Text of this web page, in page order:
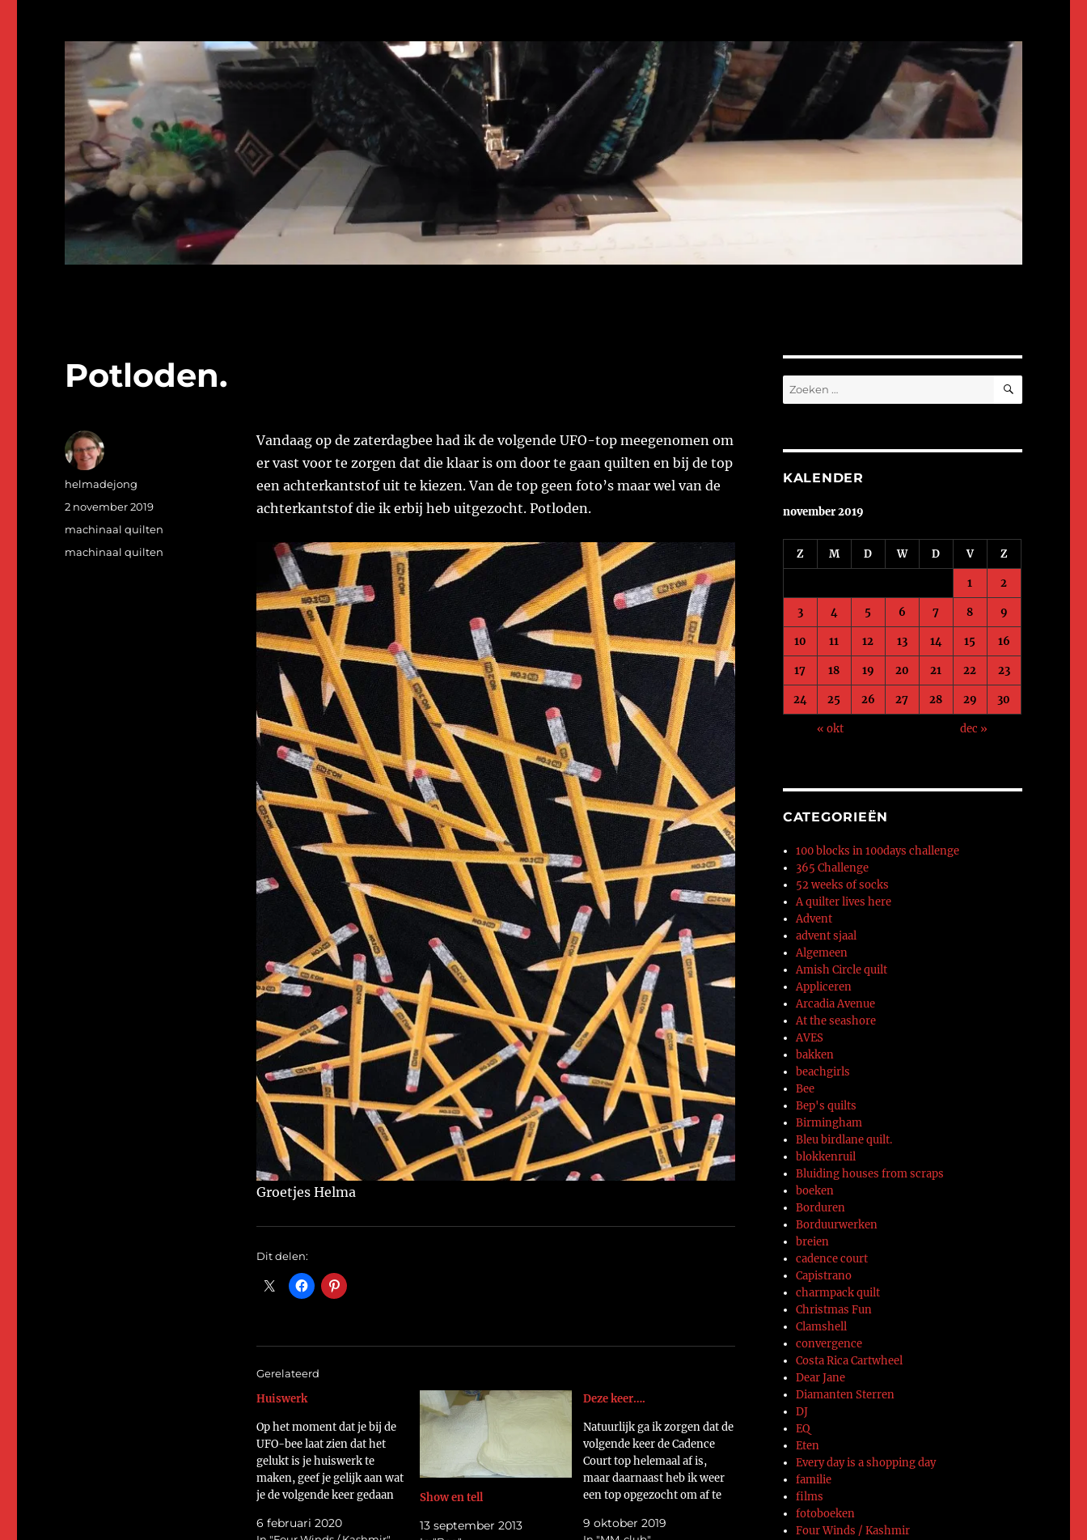
Potloden.
Vandaag op de zaterdagbee had ik de volgende UFO-top meegenomen om
er vast voor te zorgen dat die klaar is om door te gaan quilten en bij de top
een achterkantstof uit te kiezen. Van de top geen foto’s maar wel van de
achterkantstof die ik erbij heb uitgezocht. Potloden.
Groetjes Helma
Dit delen:
Gerelateerd
Huiswerk
Op het moment dat je bij de
UFO-bee laat zien dat het
gelukt is je huiswerk te
maken, geef je gelijk aan wat
je de volgende keer gedaan
werken aan de huisjesquilt
6 februari 2020
Show en tell
13 september 2013
Deze keer….
Natuurlijk ga ik zorgen dat de
volgende keer de Cadence
Court top helemaal af is,
maar daarnaast heb ik weer
een top opgezocht om af te
molentjes top van de MM-
9 oktober 2019
Auteur
helmadejong
Geplaatst
2 november 2019
Categorieën
machinaal quilten
Tags
machinaal quilten
Zoeken
naar:
ZOEKEN
KALENDER
november 2019
Z M D W D V Z
1 2
3 4 5 6 7 8 9
10 11 12 13 14 15 16
17 18 19 20 21 22 23
24 25 26 27 28 29 30
« okt dec »
CATEGORIEËN
100 blocks in 100days challenge
365 Challenge
52 weeks of socks
A quilter lives here
Advent
advent sjaal
Algemeen
Amish Circle quilt
Appliceren
Arcadia Avenue
At the seashore
AVES
bakken
beachgirls
Bee
Bep's quilts
Birmingham
Bleu birdlane quilt.
blokkenruil
Bluiding houses from scraps
boeken
Borduren
Borduurwerken
breien
cadence court
Capistrano
charmpack quilt
Christmas Fun
Clamshell
convergence
Costa Rica Cartwheel
Dear Jane
Diamanten Sterren
DJ
EQ
Eten
Every day is a shopping day
familie
films
fotoboeken
Four Winds / Kashmir